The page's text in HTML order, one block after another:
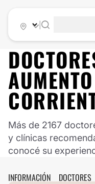
Más de 2167
y clínicas
conocé su
INFORMACIÓN DOCTORES